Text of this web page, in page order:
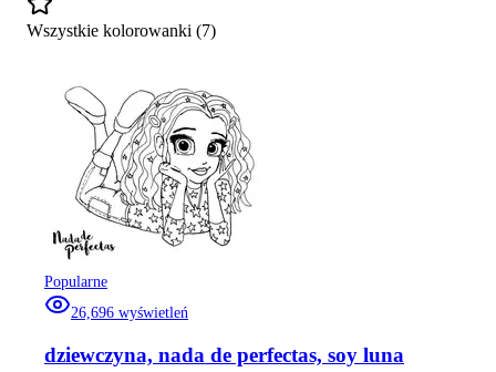
Wszystkie kolorowanki (7)
Popularne
26,696 wyświetleń
dziewczyna, nada de perfectas, soy luna